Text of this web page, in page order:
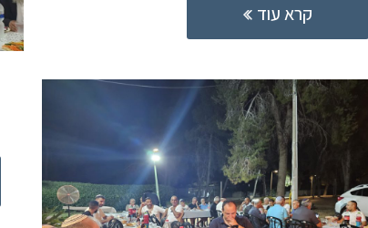
קרא עוד